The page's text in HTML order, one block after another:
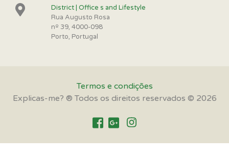
District | Office s and Lifestyle
Rua Augusto Rosa
nº 39, 4000-098
Porto, Portugal
Termos e condições
Explicas-me? ® Todos os direitos reservados © 2026